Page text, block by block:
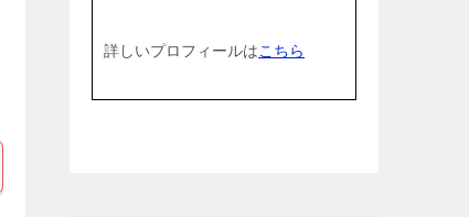
詳しいプロフィールはこちら